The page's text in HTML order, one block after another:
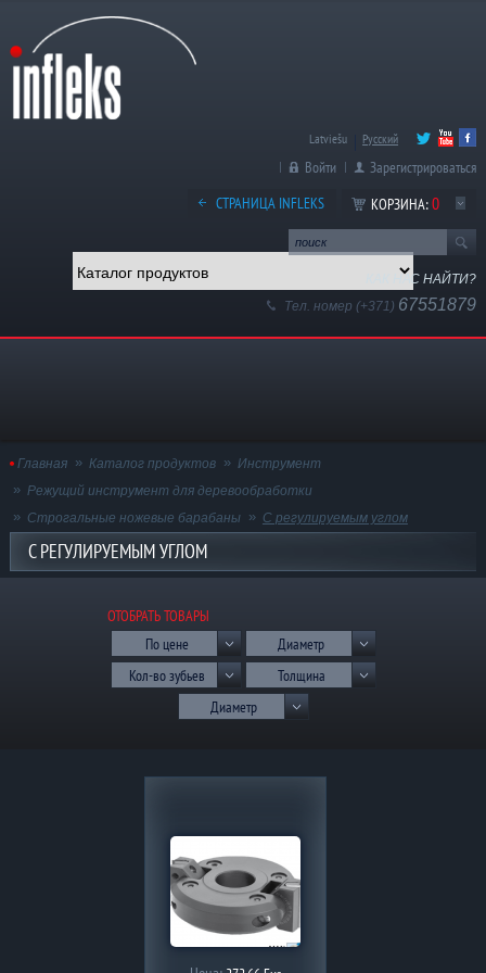
Latviešu Русский
Войти
Зарегистрироваться
СТРАНИЦА INFLEKS
КОРЗИНА:0
КАК НАС НАЙТИ?
Тел. номер (+371) 67551879
Главная Каталог продуктов
Инструмент
Режущий инструмент для деревообработки
Строгальные ножевые барабаны
С регулируемым углом
С РЕГУЛИРУЕМЫМ УГЛОМ
ОТОБРАТЬ ТОВАРЫ
По цене
Диаметр
Кол-во зубьев
Толщина
Диаметр